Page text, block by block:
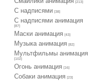
[213]
С надписями [38]
С надписями анимация
[87]
Маски анимация [43]
Музыка анимация [82]
Мультфильмы анимация
[102]
Огонь анимация [16]
Собаки анимация [23]